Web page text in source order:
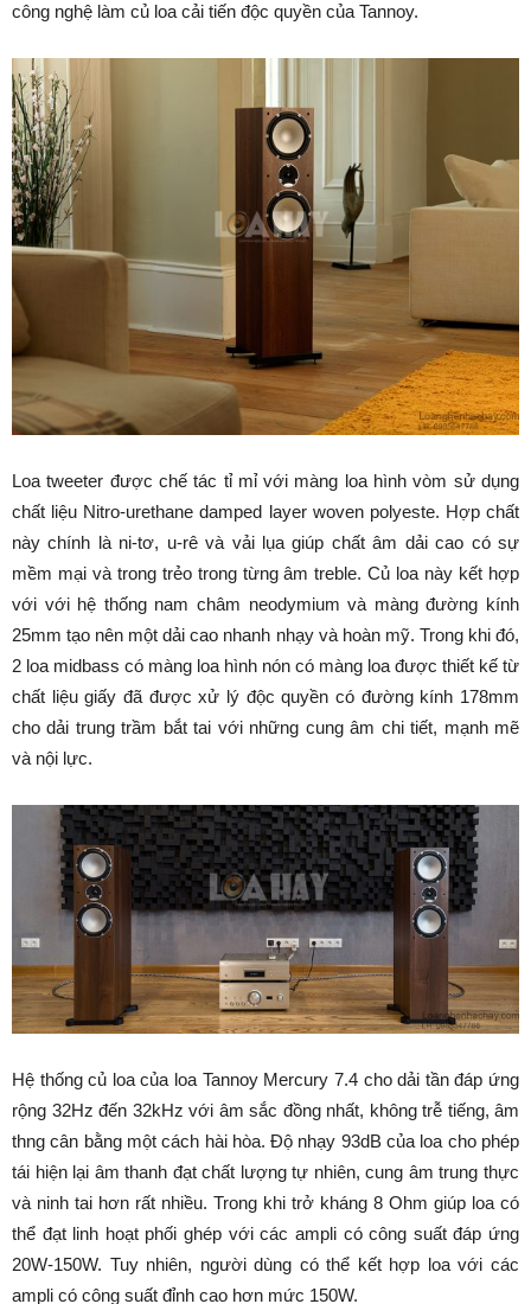
công nghệ làm củ loa cải tiến độc quyền của Tannoy.
Loa tweeter được chế tác tỉ mỉ với màng loa hình vòm sử dụng
chất liệu Nitro-urethane damped layer woven polyeste. Hợp chất
này chính là ni-tơ, u-rê và vải lụa giúp chất âm dải cao có sự
mềm mại và trong trẻo trong từng âm treble. Củ loa này kết hợp
với với hệ thống nam châm neodymium và màng đường kính
25mm tạo nên một dải cao nhanh nhạy và hoàn mỹ. Trong khi đó,
2 loa midbass có màng loa hình nón có màng loa được thiết kế từ
chất liệu giấy đã được xử lý độc quyền có đường kính 178mm
cho dải trung trầm bắt tai với những cung âm chi tiết, mạnh mẽ
và nội lực.
Hệ thống củ loa của loa Tannoy Mercury 7.4 cho dải tần đáp ứng
rộng 32Hz đến 32kHz với âm sắc đồng nhất, không trễ tiếng, âm
thng cân bằng một cách hài hòa. Độ nhạy 93dB của loa cho phép
tái hiện lại âm thanh đạt chất lượng tự nhiên, cung âm trung thực
và ninh tai hơn rất nhiều. Trong khi trở kháng 8 Ohm giúp loa có
thể đạt linh hoạt phối ghép với các ampli có công suất đáp ứng
20W-150W. Tuy nhiên, người dùng có thể kết hợp loa với các
ampli có công suất đỉnh cao hơn mức 150W.